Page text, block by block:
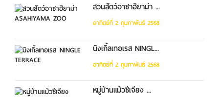
สวนสัตว์อาซาฮิยาม่า ...
อาทิตย์ที่ 2 กุมภาพันธ์ 2568
นิงเกิ้ลเทอเรส NINGL...
อาทิตย์ที่ 2 กุมภาพันธ์ 2568
หมู่บ้านแม้วซีเจียง ...